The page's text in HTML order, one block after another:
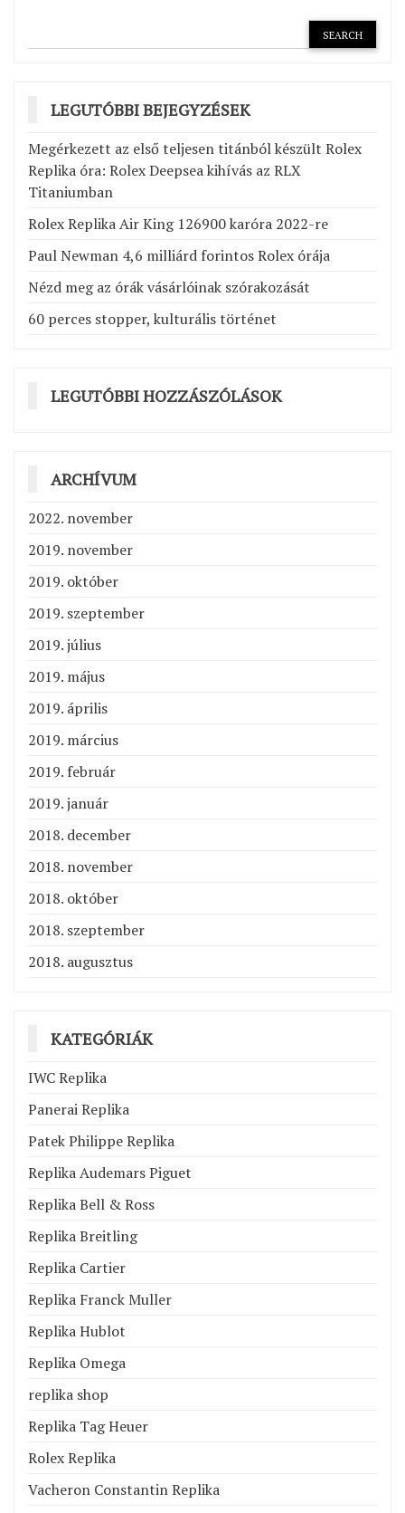
LEGUTÓBBI BEJEGYZÉSEK
Megérkezett az első teljesen titánból készült Rolex
Replika óra: Rolex Deepsea kihívás az RLX
Titaniumban
Rolex Replika Air King 126900 karóra 2022-re
Paul Newman 4,6 milliárd forintos Rolex órája
Nézd meg az órák vásárlóinak szórakozását
60 perces stopper, kulturális történet
LEGUTÓBBI HOZZÁSZÓLÁSOK
ARCHÍVUM
2022. november
2019. november
2019. október
2019. szeptember
2019. július
2019. május
2019. április
2019. március
2019. február
2019. január
2018. december
2018. november
2018. október
2018. szeptember
2018. augusztus
KATEGÓRIÁK
IWC Replika
Panerai Replika
Patek Philippe Replika
Replika Audemars Piguet
Replika Bell & Ross
Replika Breitling
Replika Cartier
Replika Franck Muller
Replika Hublot
Replika Omega
replika shop
Replika Tag Heuer
Rolex Replika
Vacheron Constantin Replika